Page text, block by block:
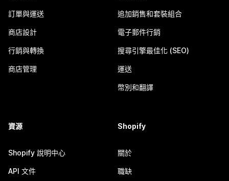
訂單與運送
商店設計
行銷與轉換
商店管理
追加銷售和套裝組合
電子郵件行銷
搜尋引擎最佳化 (SEO)
運送
幣別和翻譯
資源
Shopify 說明中心
API 文件
Shopify
關於
職缺